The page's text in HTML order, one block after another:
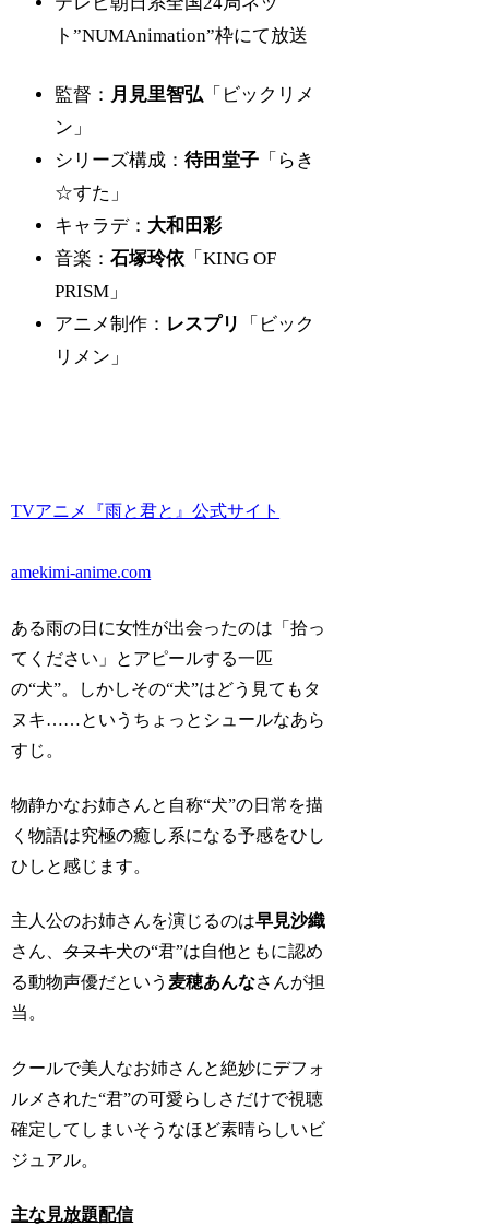
ト”NUMAnimation”枠にて放送
監督： 月見里智弘 「ビックリメ
ン」
シリーズ構成：待田堂子 「らき
☆すた」
キャラデ： 大和田彩
音楽：石塚玲依 「KING OF
PRISM」
アニメ制作： レスプリ
「ビック
リメン」
TVアニメ『雨と君と』公式サイト
amekimi-anime.com
ある雨の日に女性が出会ったのは「拾っ
てください」とアピールする一匹
の“犬”。しかしその“犬”はどう見てもタ
ヌキ……というちょっとシュールなあら
すじ。
物静かなお姉さんと自称“犬”の日常を描
く物語は究極の癒し系になる予感をひし
ひしと感じます。
主人公のお姉さんを演じるのは早見沙織
さん、タヌキ犬の“君”は自他ともに認め
る動物声優だという 麦穂あんなさんが担
当。
クールで美人なお姉さんと絶妙にデフォ
ルメされた“君”の可愛らしさだけで視聴
確定してしまいそうなほど素晴らしいビ
ジュアル。
主な見放題配信